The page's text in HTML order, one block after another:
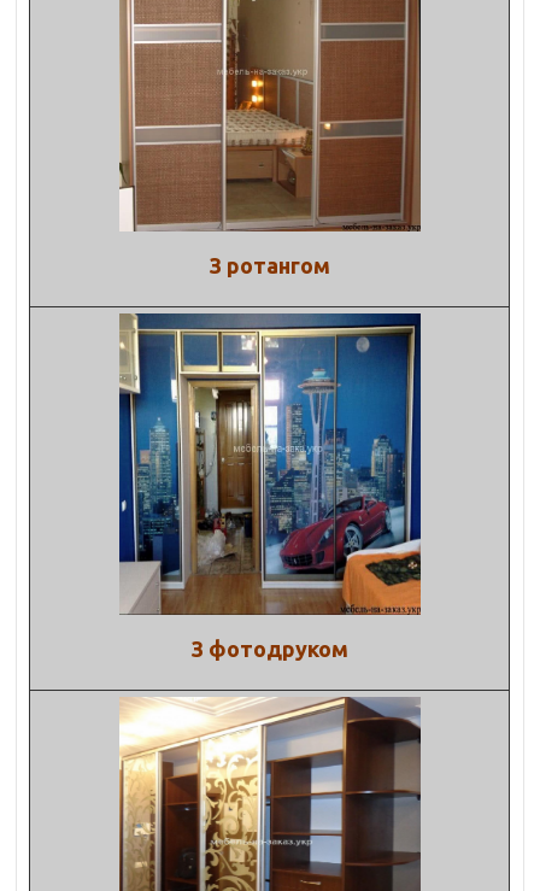
З ротангом
З фотодруком